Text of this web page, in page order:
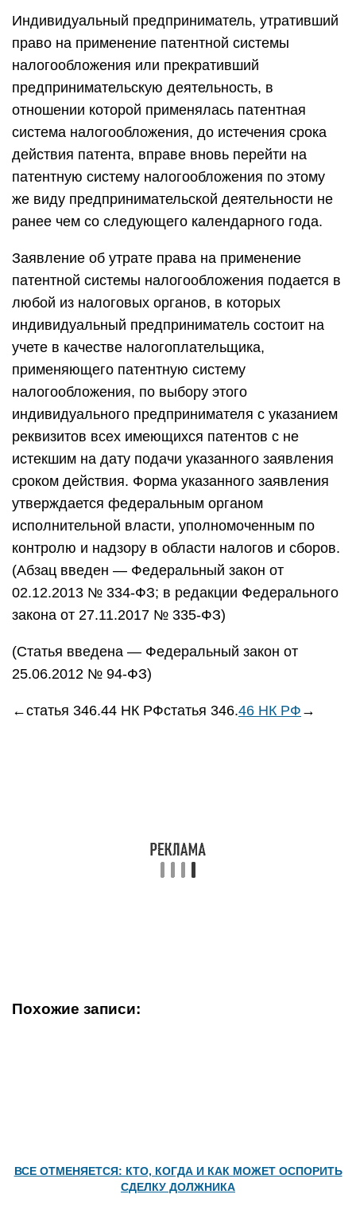
Индивидуальный предприниматель, утративший
право на применение патентной системы
налогообложения или прекративший
предпринимательскую деятельность, в
отношении которой применялась патентная
система налогообложения, до истечения срока
действия патента, вправе вновь перейти на
патентную систему налогообложения по этому
же виду предпринимательской деятельности не
ранее чем со следующего календарного года.
Заявление об утрате права на применение
патентной системы налогообложения подается в
любой из налоговых органов, в которых
индивидуальный предприниматель состоит на
учете в качестве налогоплательщика,
применяющего патентную систему
налогообложения, по выбору этого
индивидуального предпринимателя с указанием
реквизитов всех имеющихся патентов с не
истекшим на дату подачи указанного заявления
сроком действия. Форма указанного заявления
утверждается федеральным органом
исполнительной власти, уполномоченным по
контролю и надзору в области налогов и сборов.
(Абзац введен — Федеральный закон от
02.12.2013 № 334-ФЗ; в редакции Федерального
закона от 27.11.2017 № 335-ФЗ)
(Статья введена — Федеральный закон от
25.06.2012 № 94-ФЗ)
←статья 346.44 НК РФстатья 346.46 НК РФ →
Похожие записи:
ВСЕ ОТМЕНЯЕТСЯ: КТО, КОГДА И КАК МОЖЕТ ОСПОРИТЬ
СДЕЛКУ ДОЛЖНИКА